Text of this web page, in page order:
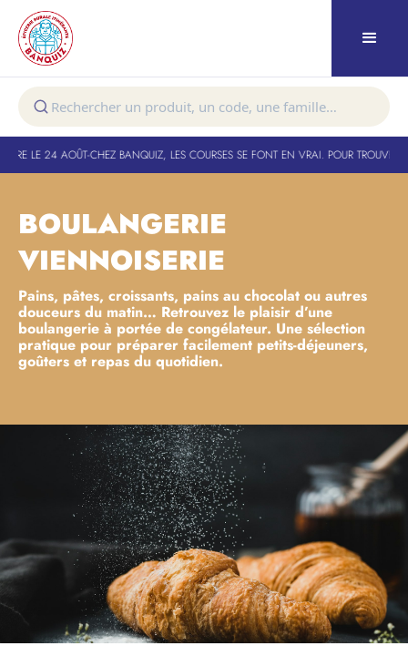
LE 24 AOÛT-CHEZ BANQUIZ, LES COURSES SE FONT EN VRAI. POUR TROUVER
BOULANGERIE
VIENNOISERIE
Pains, pâtes, croissants, pains au chocolat ou autres
douceurs du matin… Retrouvez le plaisir d’une
boulangerie à portée de congélateur. Une sélection
pratique pour préparer facilement petits-déjeuners,
goûters et repas du quotidien.